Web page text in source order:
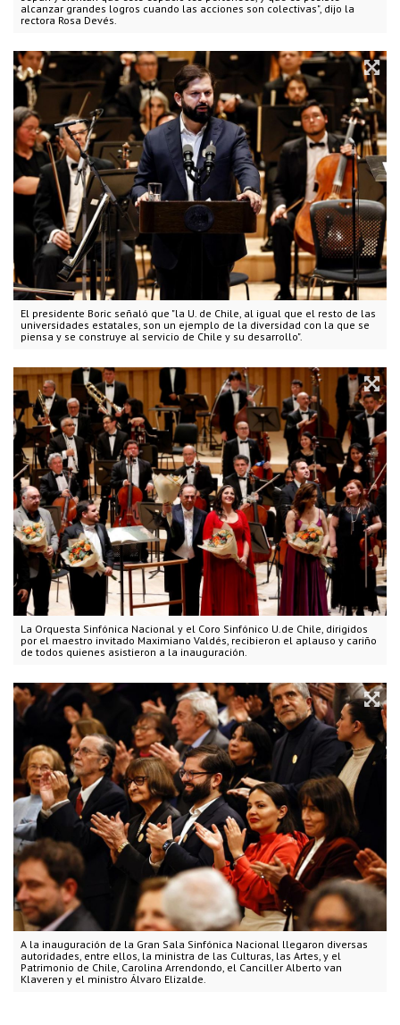
alcanzar grandes logros cuando las acciones son colectivas", dijo la
rectora Rosa Devés.
El presidente Boric señaló que "la U. de Chile, al igual que el resto de las
universidades estatales, son un ejemplo de la diversidad con la que se
piensa y se construye al servicio de Chile y su desarrollo".
La Orquesta Sinfónica Nacional y el Coro Sinfónico U.de Chile, dirigidos
por el maestro invitado Maximiano Valdés, recibieron el aplauso y cariño
de todos quienes asistieron a la inauguración.
A la inauguración de la Gran Sala Sinfónica Nacional llegaron diversas
autoridades, entre ellos, la ministra de las Culturas, las Artes, y el
Patrimonio de Chile, Carolina Arrendondo, el Canciller Alberto van
Klaveren y el ministro Álvaro Elizalde.